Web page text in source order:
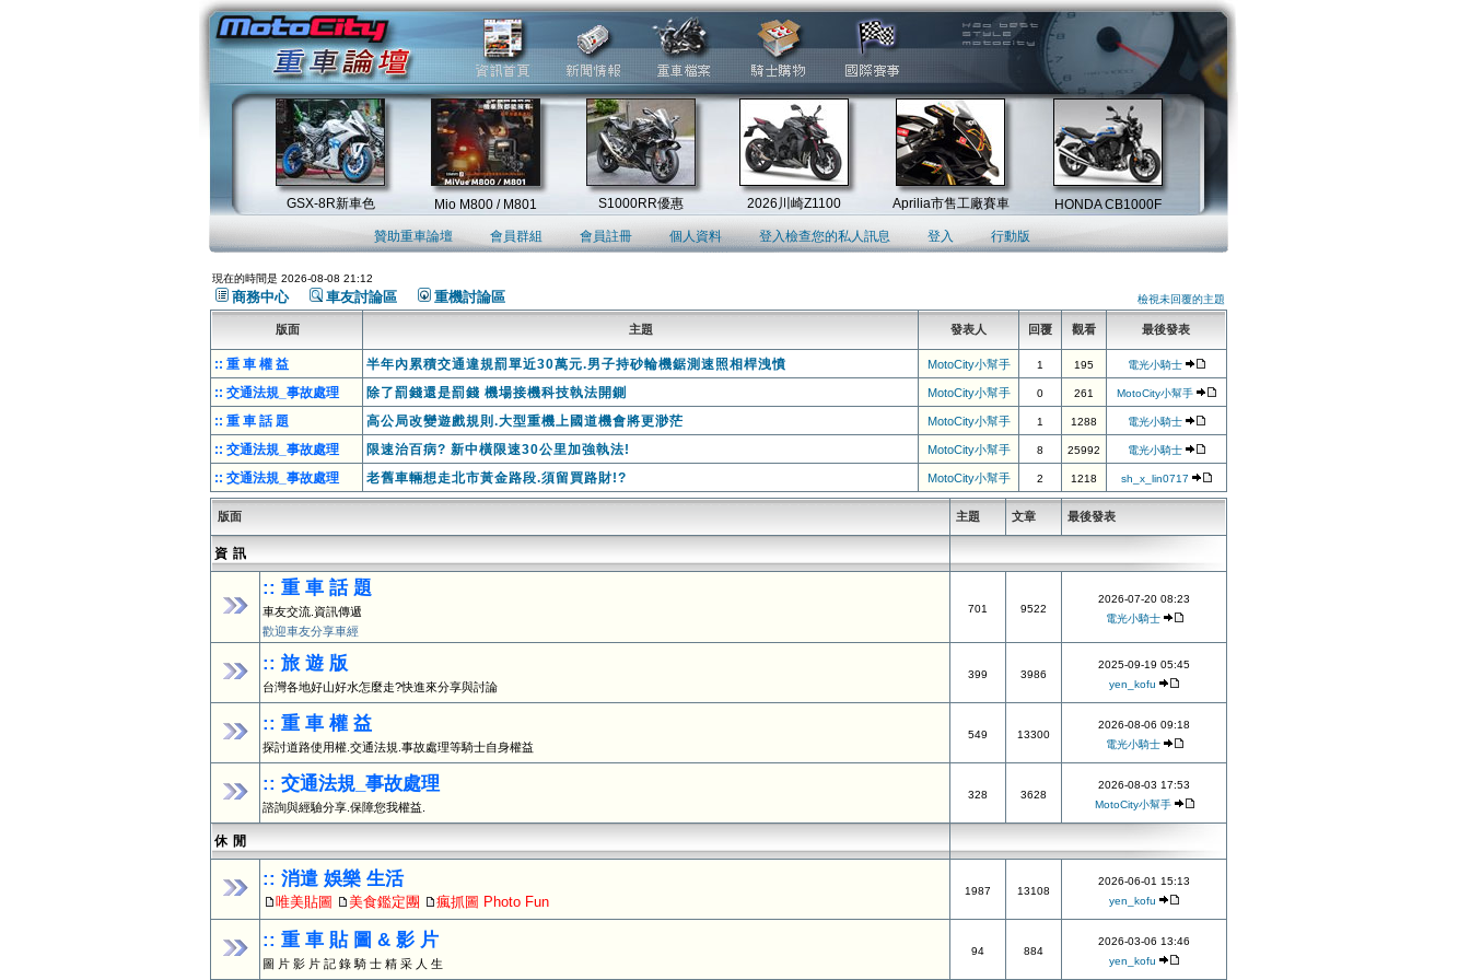
贊助重車論壇 會員群組 會員註冊 個人資料 登入檢查您的私人訊息 登入 行動版
現在的時間是 2026-08-08 21:12
商務中心 車友討論區 重機討論區 檢視未回覆的主題
版面 主題 發表人 回覆 觀看 最後發表
:: 重 車 權 益 半年內累積交通違規罰單近30萬元.男子持砂輪機鋸測速照相桿洩憤 MotoCity小幫手 1 195 電光小騎士
:: 交通法規_事故處理 除了罰錢還是罰錢 機場接機科技執法開鍘 MotoCity小幫手 0 261 MotoCity小幫手
:: 重 車 話 題 高公局改變遊戲規則.大型重機上國道機會將更渺茫 MotoCity小幫手 1 1288 電光小騎士
:: 交通法規_事故處理 限速治百病? 新中橫限速30公里加強執法! MotoCity小幫手 8 25992 電光小騎士
:: 交通法規_事故處理 老舊車輛想走北市黃金路段.須留買路財!? MotoCity小幫手 2 1218 sh_x_lin0717
版面 主題 文章 最後發表
資 訊
:: 重 車 話 題
車友交流.資訊傳遞
歡迎車友分享車經
701 9522
2026-07-20 08:23
電光小騎士
:: 旅 遊 版
台灣各地好山好水怎麼走?快進來分享與討論
399 3986
2025-09-19 05:45
yen_kofu
:: 重 車 權 益
探討道路使用權.交通法規.事故處理等騎士自身權益
549 13300
2026-08-06 09:18
電光小騎士
:: 交通法規_事故處理
諮詢與經驗分享.保障您我權益.
328 3628
2026-08-03 17:53
MotoCity小幫手
休 閒
:: 消遣 娛樂 生活
唯美貼圖 美食鑑定團 瘋抓圖 Photo Fun
1987 13108
2026-06-01 15:13
yen_kofu
:: 重 車 貼 圖 & 影 片
圖 片 影 片 記 錄 騎 士 精 采 人 生
94 884
2026-03-06 13:46
yen_kofu